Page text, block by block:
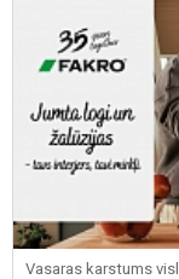
Vasaras karstums